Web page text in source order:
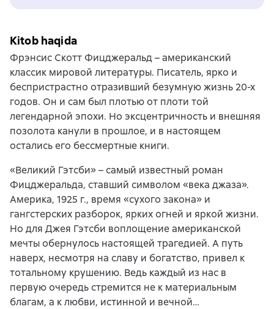
Kitob haqida
Фрэнсис Скотт Фицджеральд – американский
классик мировой литературы. Писатель, ярко и
беспристрастно отразивший безумную жизнь 20-х
годов. Он и сам был плотью от плоти той
легендарной эпохи. Но эксцентричность и внешняя
позолота канули в прошлое, и в настоящем
остались его бессмертные книги.
«Великий Гэтсби» – самый известный роман
Фицджеральда, ставший символом «века джаза».
Америка, 1925 г., время «сухого закона» и
гангстерских разборок, ярких огней и яркой жизни.
Но для Джея Гэтсби воплощение американской
мечты обернулось настоящей трагедией. А путь
наверх, несмотря на славу и богатство, привел к
тотальному крушению. Ведь каждый из нас в
первую очередь стремится не к материальным
благам, а к любви, истинной и вечной…